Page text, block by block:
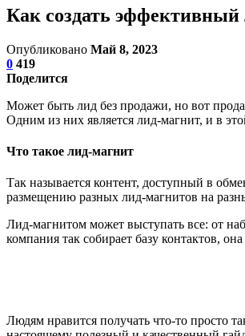
Как создать эффективный
Опубликовано Май 8, 2023
0 419
Поделится
Может быть лид без продажи, но вот
Одним из них является лид-магнит, и в
Что такое лид-магнит
Так называется контент, доступный в
размещению разных лид-магнитов на
Лид-магнитом может выступать все: от
компания так собирает базу контактов,
Людям нравится получать что-то просто